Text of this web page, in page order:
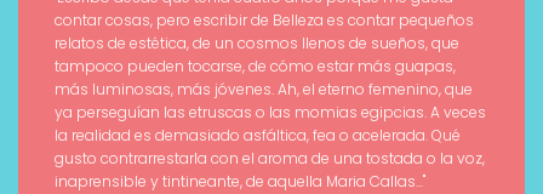
contar cosas, pero escribir de Belleza es contar pequeños
relatos de estética, de un cosmos llenos de sueños, que
tampoco pueden tocarse, de cómo estar más guapas,
más luminosas, más jóvenes. Ah, el eterno femenino, que
ya perseguían las etruscas o las momias egipcias. A veces
la realidad es demasiado asfáltica, fea o acelerada. Qué
gusto contrarrestarla con el aroma de una tostada o la voz,
inaprensible y tintineante, de aquella Maria Callas..."